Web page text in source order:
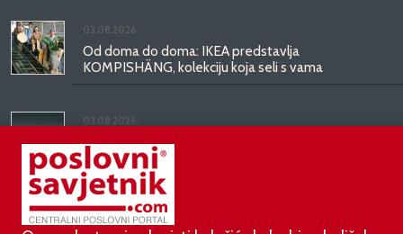
03.08.2026.
Od doma do doma: IKEA predstavlja
KOMPISHÄNG, kolekciju koja seli s vama
03.08.2026.
Kineski BYD predstavio luksuznu limuzinu veću od
Mercedesove S-klase, obećava domet do 1.000
kilometara